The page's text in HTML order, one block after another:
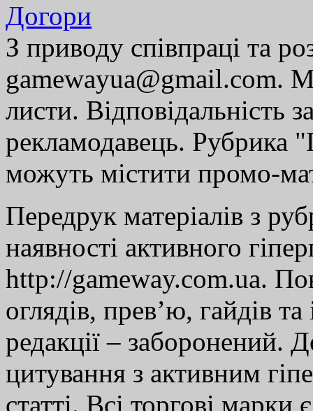
Догори
З приводу співпраці та
gamewayua@gmail.com.
листи. Відповідальність
рекламодавець. Рубрика
можуть містити промо-
Передрук матеріалів з
наявності активного
http://gameway.com.ua.
оглядів, прев’ю, гайдів
редакції – заборонений.
цитування з активним
статті. Всі торгові марки